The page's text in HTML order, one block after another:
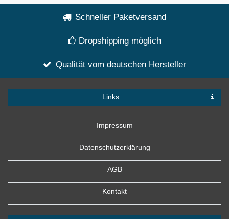
Schneller Paketversand
Dropshipping möglich
Qualität vom deutschen Hersteller
Links
Impressum
Datenschutzerklärung
AGB
Kontakt